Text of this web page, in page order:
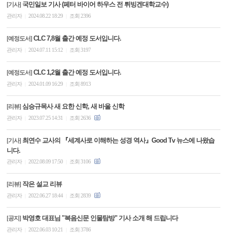
[기사] 국민일보 기사 (페터 바이어 하우스 전 튀빙겐대학교수)
관리자 2024.08.22 18:29 조회 2396
[예정도서] CLC 7,8월 출간 예정 도서입니다.
관리자 2024.07.11 15:12 조회 3197
[예정도서] CLC 1,2월 출간 예정 도서입니다.
관리자 2024.01.09 16:29 조회 8913
[리뷰] 심승규목사 새 요한 신학, 새 바울 신학
관리자 2023.07.25 14:31 조회 2636
[기사] 최연수 교사의 『세계사로 이해하는 성경 역사』Good Tv 뉴스에 나왔습
니다.
관리자 2022.08.09 17:50 조회 3106
[리뷰] 작은 설교 리뷰
관리자 2022.06.27 18:44 조회 2839
[공지] 박영호 대표님 "복음신문 인물탐방" 기사 소개 해 드립니다
관리자 2022.06.03 10:21 조회 3786